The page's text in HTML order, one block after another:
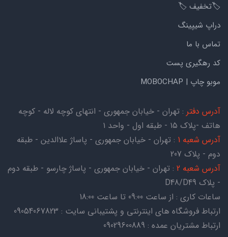
🏷️تخفیف 🏷️
دراپ شیپینگ
تماس با ما
کد رهگیری پست
موبو چاپ | MOBOCHAP
آدرس دفتر : تهران - خیابان جمهوری - انتهای کوچه لاله - کوچه
هاتف -پلاک ۱۵ - طبقه اول - واحد ۱
آدرس شعبه 1
: تهران - خیابان جمهوری - پاساژ علاالدین - طبقه
دوم - پلاک 207
آدرس شعبه 2
: تهران - خیابان جمهوری - پاساژ چارسو - طبقه دوم
- پلاک D48/D49
ساعات کاری : از ساعت 09:00 تا ساعت 18:00
ارتباط فروشگاه های اینترنتی و پشتیبانی سایت : 09054067823
ارتباط مشتریان عمده : 09029600889